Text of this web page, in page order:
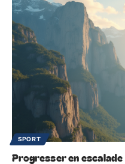
SPORT
Progresser en